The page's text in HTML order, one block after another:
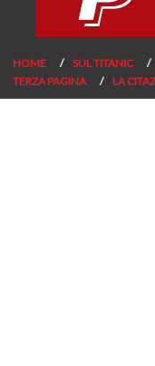
HOME SUL TITANIC
TERZA PAGINA
LA